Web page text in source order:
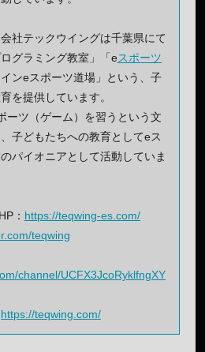
社テックウイングは千葉県にて
グラミング教室」「eスポーツ
ンeスポーツ道場」という、子
を提供しています。
ーツ（ゲーム）を習うという文
子どもたちへの教育としてeス
パイオニアとして活動していま
： https://teqwing-es.com/
teqwing
channel/UCFX3JcoRyklfngXY
https://teqwing.com/